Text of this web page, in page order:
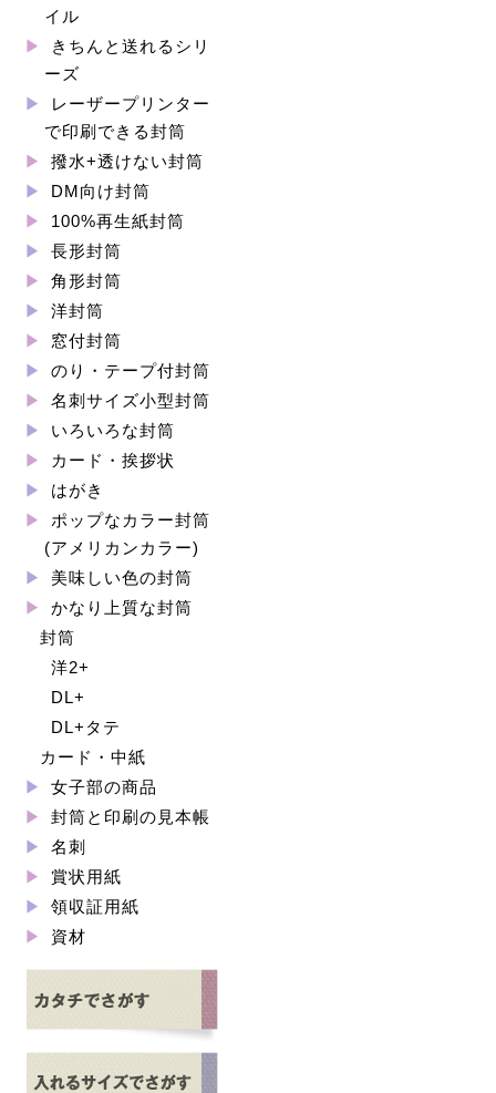
イル
きちんと送れるシリ
ーズ
レーザープリンター
で印刷できる封筒
撥水+透けない封筒
DM向け封筒
100%再生紙封筒
長形封筒
角形封筒
洋封筒
窓付封筒
のり・テープ付封筒
名刺サイズ小型封筒
いろいろな封筒
カード・挨拶状
はがき
ポップなカラー封筒
(アメリカンカラー)
美味しい色の封筒
かなり上質な封筒
封筒
洋2+
DL+
DL+タテ
カード・中紙
女子部の商品
封筒と印刷の見本帳
名刺
賞状用紙
領収証用紙
資材